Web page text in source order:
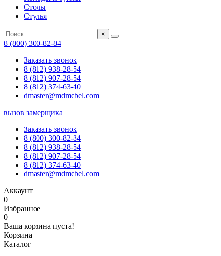
Столы
Стулья
×
8 (800) 300-82-84
Заказать звонок
8 (812) 938-28-54
8 (812) 907-28-54
8 (812) 374-63-40
dmaster@mdmebel.com
вызов замерщика
Заказать звонок
8 (800) 300-82-84
8 (812) 938-28-54
8 (812) 907-28-54
8 (812) 374-63-40
dmaster@mdmebel.com
Аккаунт
0
Избранное
0
Ваша корзина пуста!
Корзина
Каталог